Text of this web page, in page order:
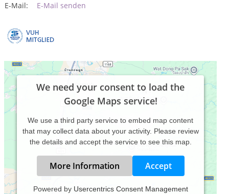
E-Mail:
E-Mail senden
We need your consent to load the
Google Maps service!
We use a third party service to embed map content
that may collect data about your activity. Please review
the details and accept the service to see this map.
More Information Accept
Powered by Usercentrics Consent Management